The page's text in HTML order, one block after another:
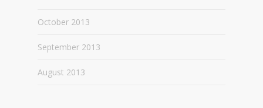
October 2013
September 2013
August 2013